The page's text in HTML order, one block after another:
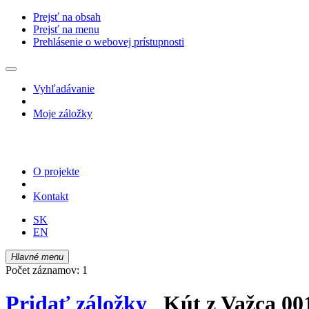
Prejsť na obsah
Prejsť na menu
Prehlásenie o webovej prístupnosti
Vyhľadávanie
Moje záložky
O projekte
Kontakt
SK
EN
Hlavné menu
Počet záznamov: 1
Pridať záložky Kút z Važca